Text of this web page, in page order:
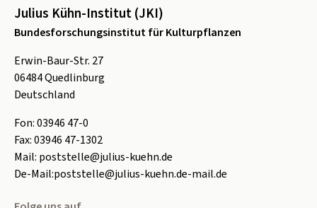
Julius Kühn-Institut (JKI)
Bundesforschungsinstitut für Kulturpflanzen
Erwin-Baur-Str. 27
06484Quedlinburg
Deutschland
Fon:03946 47-0
Fax:03946 47-1302
Mail: poststelle@julius-kuehn.de
De-Mail:poststelle@julius-kuehn.de-mail.de